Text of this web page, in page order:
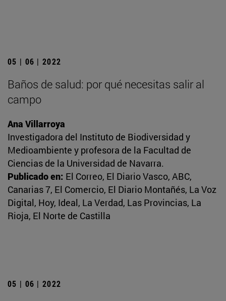
05 | 06 | 2022
Baños de salud: por qué necesitas salir al
campo
Ana Villarroya
Investigadora del Instituto de Biodiversidad y
Medioambiente y profesora de la Facultad de
Ciencias de la Universidad de Navarra.
Publicado en: El Correo, El Diario Vasco, ABC,
Canarias 7, El Comercio, El Diario Montañés, La Voz
Digital, Hoy, Ideal, La Verdad, Las Provincias, La
Rioja, El Norte de Castilla
05 | 06 | 2022